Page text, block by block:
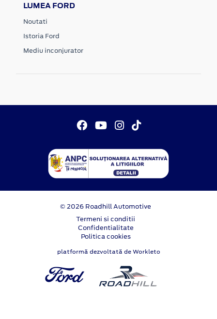
LUMEA FORD
Noutati
Istoria Ford
Mediu inconjurator
© 2026 Roadhill Automotive
Termeni si conditii
Confidentialitate
Politica cookies
platformă dezvoltată de Workleto